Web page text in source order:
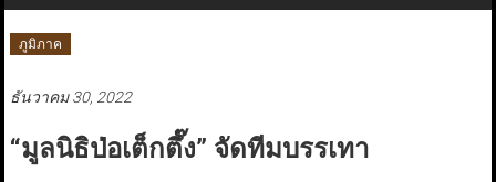
ภูมิภาค
ธันวาคม 30, 2022
“มูลนิธิป่อเต็กตึ๊ง” จัดทีมบรรเทา